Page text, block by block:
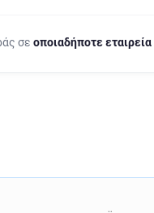
σε οποιαδήποτε εταιρεία